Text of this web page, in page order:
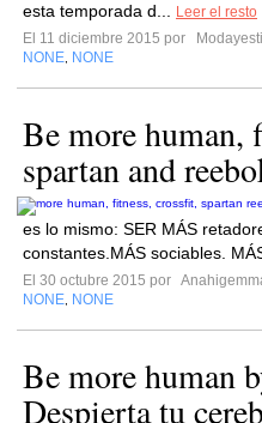
esta temporada d...
Leer el resto
El 11 diciembre 2015 por
NONE NONE
Be more human,
spartan and
es lo mismo: SER MÁS
constantes.MÁS sociables.
El 30 octubre 2015 por
NONE NONE
Be more human
Despierta tu